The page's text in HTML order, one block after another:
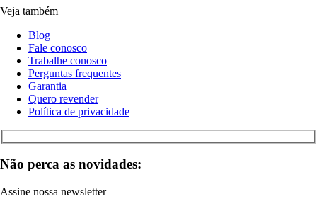
Veja também
Blog
Fale conosco
Trabalhe conosco
Perguntas frequentes
Garantia
Quero revender
Política de privacidade
Não perca as novidades:
Assine nossa newsletter